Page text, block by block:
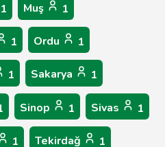
1 Muş 1
1 Ordu 1
1 Sakarya 1
Sinop 1 Sivas 1
1 Tekirdağ 1